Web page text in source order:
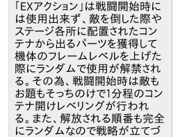
「EXアクション」は戦闘開始時に
は使用出来ず、敵を倒した際や
ステージ各所に配置されたコン
テナから出るパーツを獲得して
機体のフレームレベルを上げた
際にランダムで使用が解禁され
る。その為、戦闘開始時は敵も
お題もそっちのけで1分程のコン
テナ開けレベリングが行われ
る。また、解放される順番も完全
にランダムなので戦略が立てづ